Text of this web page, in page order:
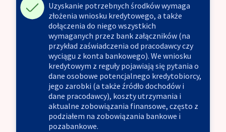
Uzyskanie potrzebnych środków wymaga
złożenia wniosku kredytowego, a także
dołączenia do niego wszystkich
wymaganych przez bank załączników (na
przykład zaświadczenia od pracodawcy czy
wyciągu z konta bankowego). We wniosku
kredytowym z reguły pojawiają się pytania o
dane osobowe potencjalnego kredytobiorcy,
jego zarobki (a także źródło dochodów i
dane pracodawcy), koszty utrzymania i
aktualne zobowiązania finansowe, często z
podziałem na zobowiązania bankowe i
pozabankowe.